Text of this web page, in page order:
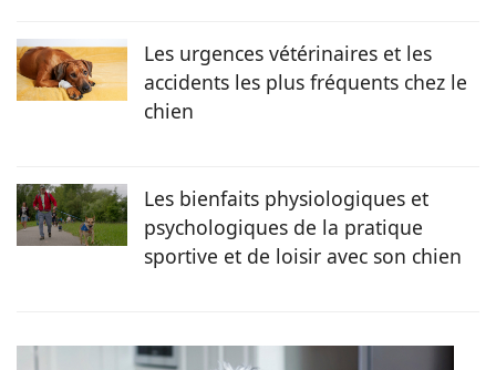
Les urgences vétérinaires et les
accidents les plus fréquents chez le
chien
Les bienfaits physiologiques et
psychologiques de la pratique
sportive et de loisir avec son chien